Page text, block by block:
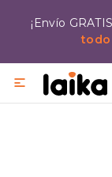
¡Envío
todo
